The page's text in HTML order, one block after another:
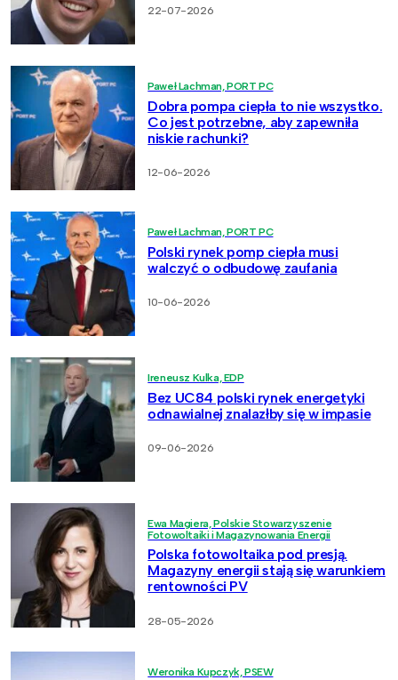
22-07-2026
Paweł Lachman, PORT PC
Dobra pompa ciepła to nie wszystko.
Co jest potrzebne, aby zapewniła
niskie rachunki?
12-06-2026
Paweł Lachman, PORT PC
Polski rynek pomp ciepła musi
walczyć o odbudowę zaufania
10-06-2026
Ireneusz Kulka, EDP
Bez UC84 polski rynek energetyki
odnawialnej znalazłby się w impasie
09-06-2026
Ewa Magiera, Polskie Stowarzyszenie
Fotowoltaiki i Magazynowania Energii
Polska fotowoltaika pod presją.
Magazyny energii stają się warunkiem
rentowności PV
28-05-2026
Weronika Kupczyk, PSEW